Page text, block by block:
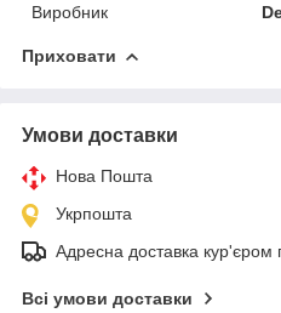
Виробник
Приховати
Умови доставки
Нова Пошта
Укрпошта
Адресна доставка кур'єром
Всі умови доставки